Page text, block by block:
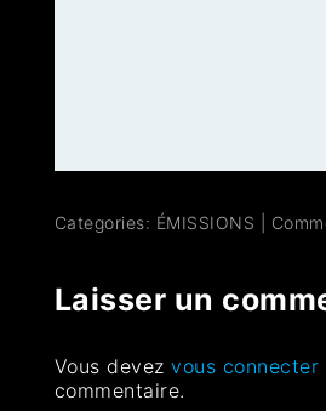
Categories: ÉMISSIONS
Laisser un
Vous devezvous connecter
commentaire.